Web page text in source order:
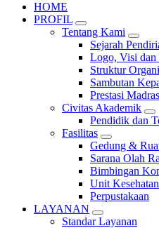
HOME
PROFIL
Tentang Kami
Sejarah
Logo, Visi dan
Struktur
Sambutan
Prestasi
Civitas Akademik
Pendidik dan
Fasilitas
Gedung &
Sarana Olah
Bimbingan
Unit
Perpustakaan
LAYANAN
Standar Layanan